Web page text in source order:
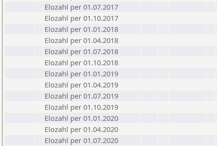
Elozahl per 01.07.2017
Elozahl per 01.10.2017
Elozahl per 01.01.2018
Elozahl per 01.04.2018
Elozahl per 01.07.2018
Elozahl per 01.10.2018
Elozahl per 01.01.2019
Elozahl per 01.04.2019
Elozahl per 01.07.2019
Elozahl per 01.10.2019
Elozahl per 01.01.2020
Elozahl per 01.04.2020
Elozahl per 01.07.2020